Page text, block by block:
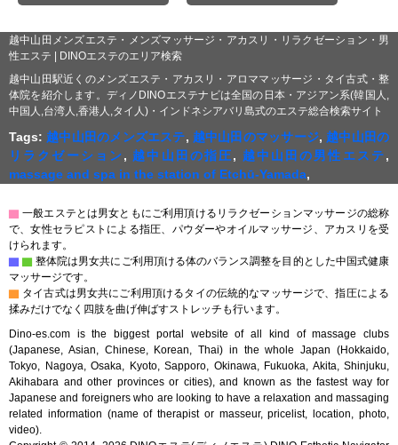
越中山田メンズエステ・メンズマッサージ・アカスリ・リラクゼーション・男
性エステ | DINOエステのエリア検索
越中山田駅近くのメンズエステ・アカスリ・アロママッサージ・タイ古式・整
体院を紹介します。ディノDINOエステナビは全国の日本・アジアン系(韓国人,
中国人,台湾人,香港人,タイ人)・インドネシアバリ島式のエステ総合検索サイト
Tags: 越中山田のメンズエステ, 越中山田のマッサージ, 越中山田の
リラクゼーション, 越中山田の指圧, 越中山田の男性エステ,
massage and spa in the station of Etchū-Yamada,
▇ 一般エステとは男女ともにご利用頂けるリラクゼーションマッサージの総称
で、女性セラピストによる指圧、パウダーやオイルマッサージ、アカスリを受
けられます。
▇ ▇ 整体院は男女共にご利用頂ける体のバランス調整を目的とした中国式健康
マッサージです。
▇ タイ古式は男女共にご利用頂けるタイの伝統的なマッサージで、指圧による
揉みだけでなく四肢を曲げ伸ばすストレッチも行います。
Dino-es.com is the biggest portal website of all kind of massage clubs
(Japanese, Asian, Chinese, Korean, Thai) in the whole Japan (Hokkaido,
Tokyo, Nagoya, Osaka, Kyoto, Sapporo, Okinawa, Fukuoka, Akita, Shinjuku,
Akihabara and other provinces or cities), and known as the fastest way for
Japanese and foreigners who are looking to have a relaxation and massaging
related information (name of therapist or masseur, pricelist, location, photo,
video).